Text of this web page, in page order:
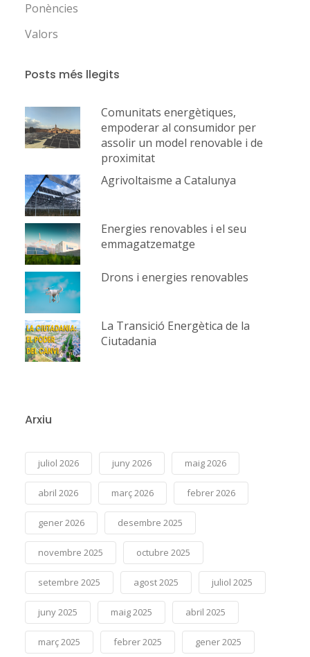
Ponències
Valors
Posts més llegits
Comunitats energètiques,
empoderar al consumidor per
assolir un model renovable i de
proximitat
Agrivoltaisme a Catalunya
Energies renovables i el seu
emmagatzematge
Drons i energies renovables
La Transició Energètica de la
Ciutadania
Arxiu
juliol 2026 juny 2026 maig 2026
abril 2026 març 2026 febrer 2026
gener 2026 desembre 2025
novembre 2025 octubre 2025
setembre 2025 agost 2025 juliol 2025
juny 2025 maig 2025 abril 2025
març 2025 febrer 2025 gener 2025